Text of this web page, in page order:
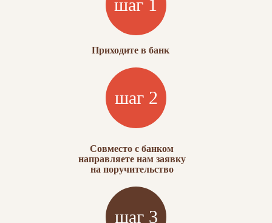
Приходите в банк
Совместо с банком
направляете нам заявку
на поручительство